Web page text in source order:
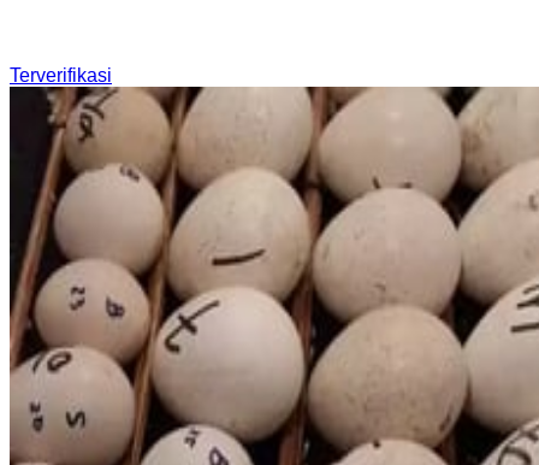
Terverifikasi